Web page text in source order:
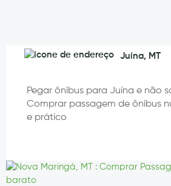
Juína, MT
Pegar ônibus para Juína e não
Comprar passagem de ônibus
e prático